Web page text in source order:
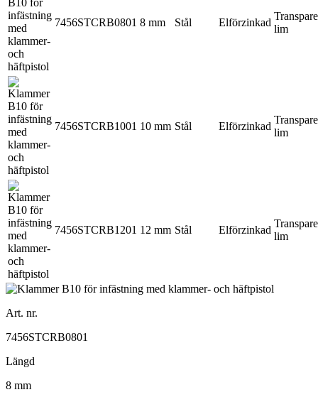
7456STCRB0801 8 mm Stål Elförzinkad
lim
7456STCRB1001 10 mm Stål Elförzinkad
lim
7456STCRB1201 12 mm Stål Elförzinkad
lim
Art. nr.
7456STCRB0801
Längd
8 mm